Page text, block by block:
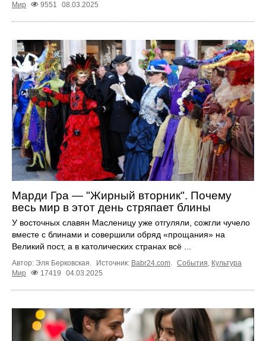
Мир
9551 08.03.2025
Марди Гра — "Жирный вторник". Почему
весь мир в этот день стряпает блины
У восточных славян Масленицу уже отгуляли, сожгли чучело
вместе с блинами и совершили обряд «прощания» на
Великий пост, а в католических странах всё ...
Автор: Эля Берковская. Источник: Babr24.com. События, Культура
Мир
17419 04.03.2025